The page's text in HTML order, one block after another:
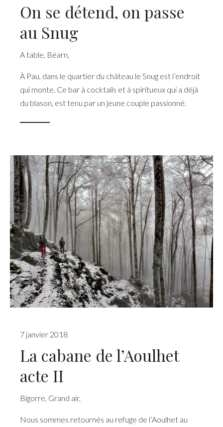
On se détend, on passe
au Snug
A table Béarn
À Pau, dans le quartier du château le Snug est l’endroit
qui monte. Ce bar à cocktails et à spiritueux qui a déjà
du blason, est tenu par un jeune couple passionné.
7 janvier 2018
La cabane de l’Aoulhet
acte II
Bigorre, Grand air,
Nous sommes retournés au refuge de l’Aoulhet au